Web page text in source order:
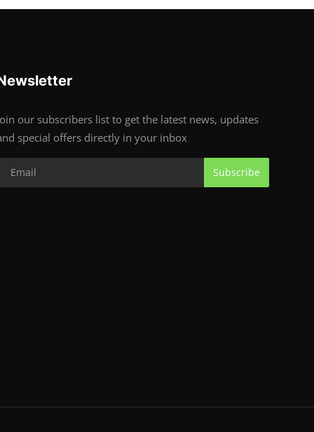
our subscribers list to get the latest news, updates
special offers directly in your inbox
Subscribe